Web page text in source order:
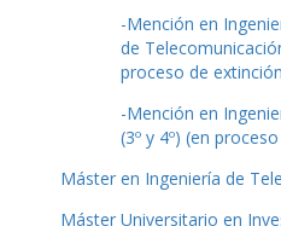
-Mención en
de
proceso de
-Mención en
(3º y 4º) (en
Máster en Ingeniería de
Máster Universitario en